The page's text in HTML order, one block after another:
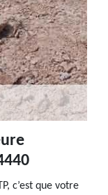
c’est que votre